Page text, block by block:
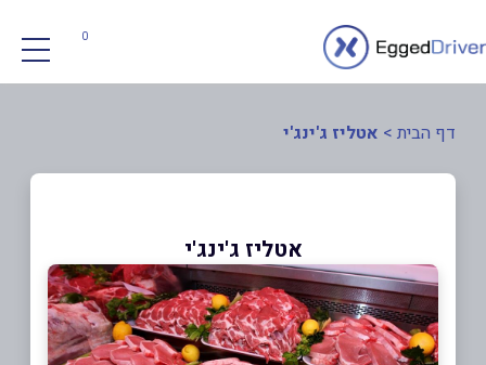
0
דף הבית > אטליז ג'ינג'י
אטליז ג'ינג'י